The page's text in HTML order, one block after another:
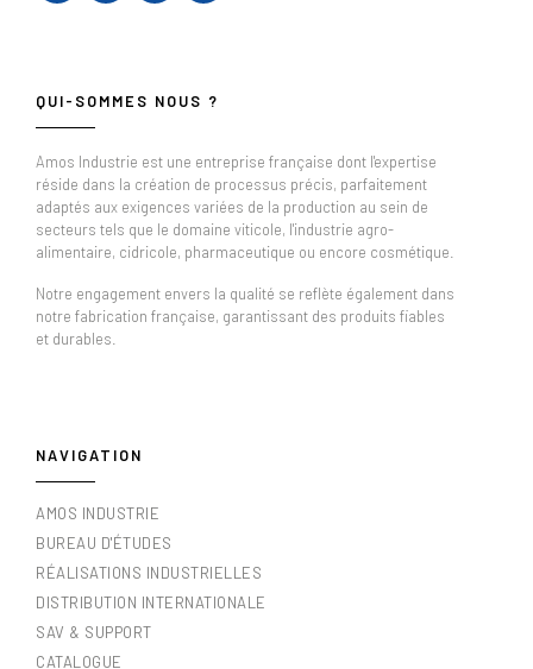
QUI-SOMMES NOUS ?
Amos Industrie est une entreprise française dont l'expertise
réside dans la création de processus précis, parfaitement
adaptés aux exigences variées de la production au sein de
secteurs tels que le domaine viticole, l'industrie agro-
alimentaire, cidricole, pharmaceutique ou encore cosmétique.
Notre engagement envers la qualité se reflète également dans
notre fabrication française, garantissant des produits fiables
et durables.
NAVIGATION
AMOS INDUSTRIE
BUREAU D'ÉTUDES
RÉALISATIONS INDUSTRIELLES
DISTRIBUTION INTERNATIONALE
SAV & SUPPORT
CATALOGUE